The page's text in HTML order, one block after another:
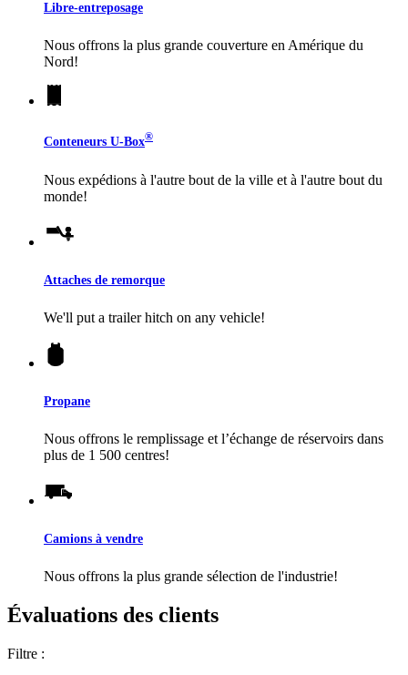
Libre-entreposage
Nous offrons la plus grande couverture en Amérique du
Nord!
Conteneurs U-Box®
Nous expédions à l'autre bout de la ville et à l'autre bout du
monde!
Attaches de remorque
We'll put a trailer hitch on any vehicle!
Propane
Nous offrons le remplissage et l’échange de réservoirs dans
plus de 1 500 centres!
Camions à vendre
Nous offrons la plus grande sélection de l'industrie!
Évaluations des clients
Filtre :